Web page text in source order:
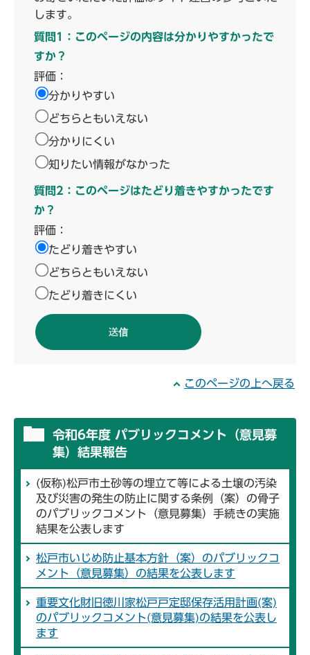
します。
質問1：このページの内容は分かりやすかったで
すか？
評価：
分かりやすい
どちらともいえない
分かりにくい
知りたい情報がなかった
質問2：このページはたどり着きやすかったです
か？
評価：
たどり着きやすい
どちらともいえない
たどり着きにくい
このページの上へ戻る
令和6年度 パブリックコメント（意見募
集）結果報告
(仮称)松戸市土砂等の埋立て等による土壌の汚染
及び災害の発生の防止に関する条例（案）の骨子
のパブリックコメント（意見募集）手続きの実施
結果を公表します
松戸市いじめ防止基本方針（案）のパブリックコ
メント（意見募集）の結果を公表します
重要文化財旧徳川家松戸戸定邸保存活用計画(案)
のパブリックコメント(意見募集)の結果を公表し
ます